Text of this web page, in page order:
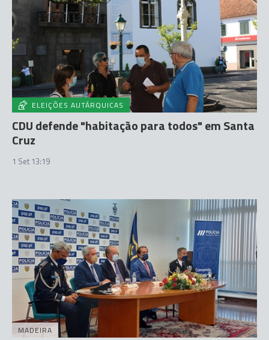
ELEIÇÕES AUTÁRQUICAS
CDU defende "habitação para todos" em Santa
Cruz
1 Set 13:19
MADEIRA